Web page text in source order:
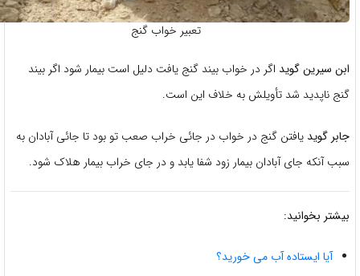
تعبیر خواب گنج
سیرین گویداگر در خواب بیند گنج یافت دلیل است بیمار شود اگر بیند
ناپدید شد تأویلش به خلاف این است.
گویدیافتن گنج در خواب در جائی خراب صعب تو بود تا جائی آبادان به
آنکه جای آبادان بیمار زود شفا یابد و در جای خراب بیمار هلاک شود.
بخوانید:
آیا ایستاده آب می خورید؟